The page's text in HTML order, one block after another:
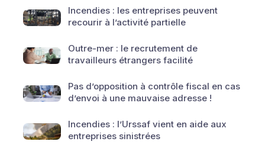
Incendies : les entreprises peuvent
recourir à l’activité partielle
Outre-mer : le recrutement de
travailleurs étrangers facilité
Pas d’opposition à contrôle fiscal en cas
d’envoi à une mauvaise adresse !
Incendies : l’Urssaf vient en aide aux
entreprises sinistrées